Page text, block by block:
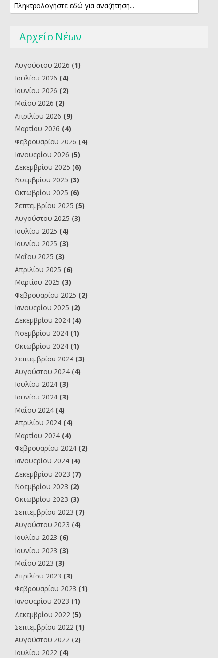
Αρχείο Νέων
Αυγούστου 2026 (1)
Ιουλίου 2026 (4)
Ιουνίου 2026 (2)
Μαΐου 2026 (2)
Απριλίου 2026 (9)
Μαρτίου 2026 (4)
Φεβρουαρίου 2026 (4)
Ιανουαρίου 2026 (5)
Δεκεμβρίου 2025 (6)
Νοεμβρίου 2025 (3)
Οκτωβρίου 2025 (6)
Σεπτεμβρίου 2025 (5)
Αυγούστου 2025 (3)
Ιουλίου 2025 (4)
Ιουνίου 2025 (3)
Μαΐου 2025 (3)
Απριλίου 2025 (6)
Μαρτίου 2025 (3)
Φεβρουαρίου 2025 (2)
Ιανουαρίου 2025 (2)
Δεκεμβρίου 2024 (4)
Νοεμβρίου 2024 (1)
Οκτωβρίου 2024 (1)
Σεπτεμβρίου 2024 (3)
Αυγούστου 2024 (4)
Ιουλίου 2024 (3)
Ιουνίου 2024 (3)
Μαΐου 2024 (4)
Απριλίου 2024 (4)
Μαρτίου 2024 (4)
Φεβρουαρίου 2024 (2)
Ιανουαρίου 2024 (4)
Δεκεμβρίου 2023 (7)
Νοεμβρίου 2023 (2)
Οκτωβρίου 2023 (3)
Σεπτεμβρίου 2023 (7)
Αυγούστου 2023 (4)
Ιουλίου 2023 (6)
Ιουνίου 2023 (3)
Μαΐου 2023 (3)
Απριλίου 2023 (3)
Φεβρουαρίου 2023 (1)
Ιανουαρίου 2023 (1)
Δεκεμβρίου 2022 (5)
Σεπτεμβρίου 2022 (1)
Αυγούστου 2022 (2)
Ιουλίου 2022 (4)